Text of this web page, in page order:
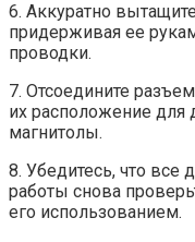
6. Аккуратно
придерживая ее
проводки.
7. Отсоедините
их расположение для
магнитолы.
8. Убедитесь, что все
работы снова
его использованием.